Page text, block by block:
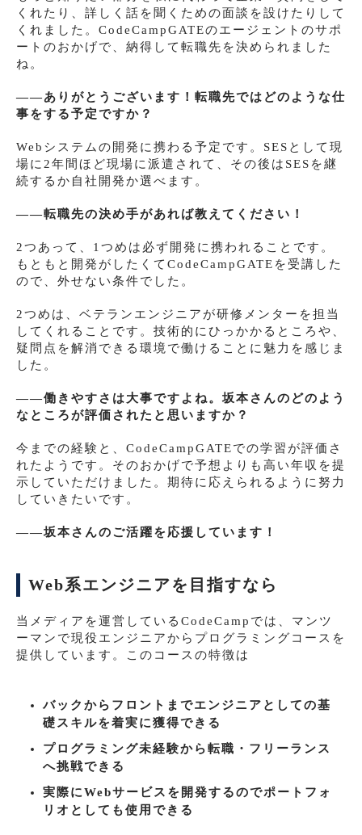
くれたり、詳しく話を聞くための面談を設けたりして
くれました。CodeCampGATEのエージェントのサポ
ートのおかげで、納得して転職先を決められました
ね。
――ありがとうございます！転職先ではどのような仕
事をする予定ですか？
Webシステムの開発に携わる予定です。SESとして現
場に2年間ほど現場に派遣されて、その後はSESを継
続するか自社開発か選べます。
――転職先の決め手があれば教えてください！
2つあって、1つめは必ず開発に携われることです。
もともと開発がしたくてCodeCampGATEを受講した
ので、外せない条件でした。
2つめは、ベテランエンジニアが研修メンターを担当
してくれることです。技術的にひっかかるところや、
疑問点を解消できる環境で働けることに魅力を感じま
した。
――働きやすさは大事ですよね。坂本さんのどのよう
なところが評価されたと思いますか？
今までの経験と、CodeCampGATEでの学習が評価さ
れたようです。そのおかげで予想よりも高い年収を提
示していただけました。期待に応えられるように努力
していきたいです。
――坂本さんのご活躍を応援しています！
Web系エンジニアを目指すなら
当メディアを運営しているCodeCampでは、マンツ
ーマンで現役エンジニアからプログラミングコースを
提供しています。このコースの特徴は
バックからフロントまでエンジニアとしての基
礎スキルを着実に獲得できる
プログラミング未経験から転職・フリーランス
へ挑戦できる
実際にWebサービスを開発するのでポートフォ
リオとしても使用できる